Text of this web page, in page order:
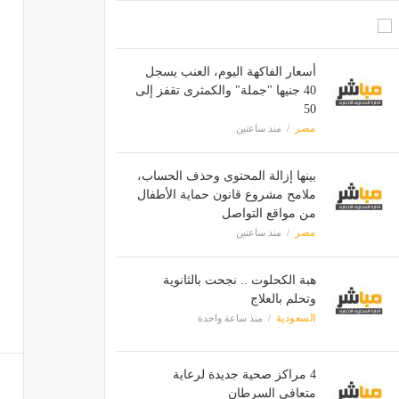
أسعار الفاكهة اليوم، العنب يسجل
40 جنيها "جملة" والكمثرى تقفز إلى
50
مصر منذ ساعتين
بينها إزالة المحتوى وحذف الحساب،
ملامح مشروع قانون حماية الأطفال
من مواقع التواصل
مصر منذ ساعتين
هبة الكحلوت .. نجحت بالثانوية
وتحلم بالعلاج
السعودية منذ ساعة واحدة
4 مراكز صحية جديدة لرعاية
متعافي السرطان